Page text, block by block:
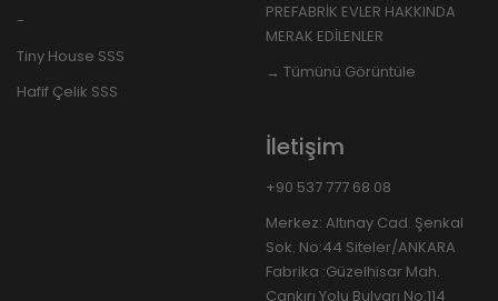
-
Tiny House SSS
Hafif Çelik SSS
PREFABRİK EVLER HAKKINDA
MERAK EDİLENLER
→ Tümünü Görüntüle
İletişim
+90 537 777 68 08
Merkez: Altınay Cad. Şenkal
Sok. No:44 Siteler/ANKARA
Fabrika :Güzelhisar Mah.
Çankırı Yolu Bulvarı No:114